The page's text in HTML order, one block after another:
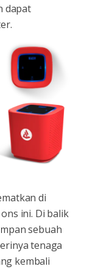
dapat
di
ini. Di balik
sebuah
tenaga
kembali